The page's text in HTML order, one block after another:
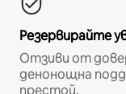
Резервирайте
Отзиви от
денонощна
престой.